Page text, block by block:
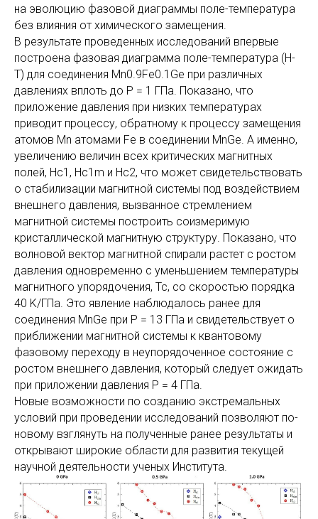
на эволюцию фазовой диаграммы поле-температура
без влияния от химического замещения.
В результате проведенных исследований впервые
построена фазовая диаграмма поле-температура (H-
T) для соединения Mn0.9Fe0.1Ge при различных
давлениях вплоть до P = 1 ГПа. Показано, что
приложение давления при низких температурах
приводит процессу, обратному к процессу замещения
атомов Mn атомами Fe в соединении MnGe. А именно,
увеличению величин всех критических магнитных
полей, Hc1, Hc1m и Hc2, что может свидетельствовать
о стабилизации магнитной системы под воздействием
внешнего давления, вызванное стремлением
магнитной системы построить соизмеримую
кристаллической магнитную структуру. Показано, что
волновой вектор магнитной спирали растет с ростом
давления одновременно с уменьшением температуры
магнитного упорядочения, Tc, со скоростью порядка
40 K/ГПа. Это явление наблюдалось ранее для
соединения MnGe при P = 13 ГПа и свидетельствует о
приближении магнитной системы к квантовому
фазовому переходу в неупорядоченное состояние с
ростом внешнего давления, который следует ожидать
при приложении давления P = 4 ГПа.
Новые возможности по созданию экстремальных
условий при проведении исследований позволяют по-
новому взглянуть на полученные ранее результаты и
открывают широкие области для развития текущей
научной деятельности ученых Института.